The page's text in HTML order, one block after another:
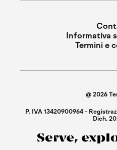
Informativa
Termini e
@ 2026
P. IVA 13420900964 -
Dich.